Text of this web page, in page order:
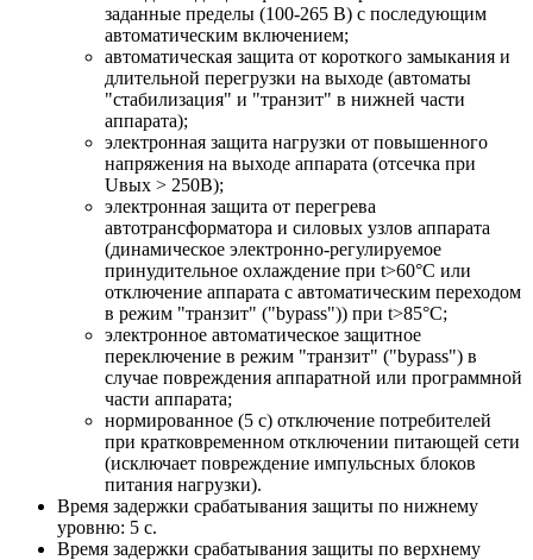
заданные пределы (100-265 В) с последующим
автоматическим включением;
автоматическая защита от короткого замыкания и
длительной перегрузки на выходе (автоматы
"стабилизация" и "транзит" в нижней части
аппарата);
электронная защита нагрузки от повышенного
напряжения на выходе аппарата (отсечка при
Uвых > 250В);
электронная защита от перегрева
автотрансформатора и силовых узлов аппарата
(динамическое электронно-регулируемое
принудительное охлаждение при t>60°С или
отключение аппарата с автоматическим переходом
в режим "транзит" ("bypass")) при t>85°С;
электронное автоматическое защитное
переключение в режим "транзит" ("bypass") в
случае повреждения аппаратной или программной
части аппарата;
нормированное (5 с) отключение потребителей
при кратковременном отключении питающей сети
(исключает повреждение импульсных блоков
питания нагрузки).
Время задержки срабатывания защиты по нижнему
уровню: 5 с.
Время задержки срабатывания защиты по верхнему